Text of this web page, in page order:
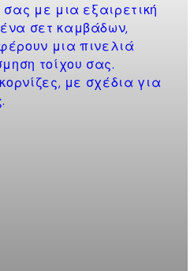
με μια εξαιρετική
σετ καμβάδων,
μια πινελιά
τοίχου σας.
με σχέδια για